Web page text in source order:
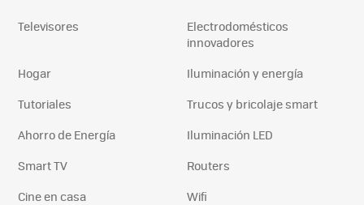
Televisores
Electrodomésticos
innovadores
Hogar
Iluminación y energía
Tutoriales
Trucos y bricolaje smart
Ahorro de Energía
Iluminación LED
Smart TV
Routers
Cine en casa
Wifi